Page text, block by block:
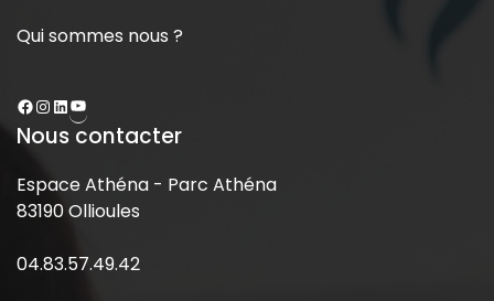
Qui sommes nous ?
Nous contacter
Espace Athéna - Parc Athéna
83190 Ollioules
04.83.57.49.42